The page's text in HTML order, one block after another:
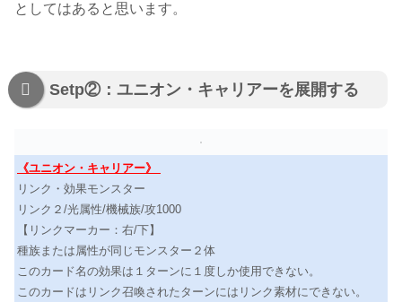
としてはあると思います。
Setp②：ユニオン・キャリアーを展開する
《ユニオン・キャリアー》
リンク・効果モンスター
リンク２/光属性/機械族/攻1000
【リンクマーカー：右/下】
種族または属性が同じモンスター２体
このカード名の効果は１ターンに１度しか使用できない。
このカードはリンク召喚されたターンにはリンク素材にできない。